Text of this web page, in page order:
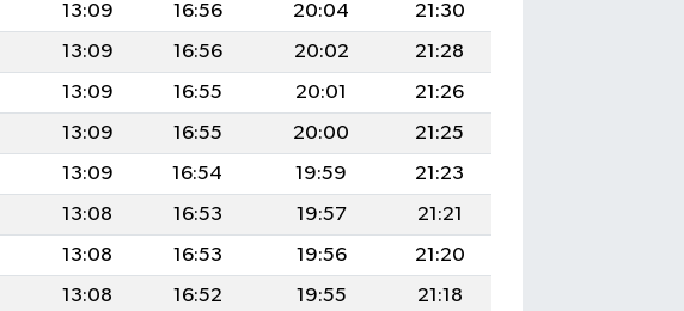
13:09 16:56 20:04
21:30
13:09 16:56 20:02
21:28
13:09 16:55 20:01
21:26
13:09 16:55 20:00
21:25
13:09 16:54 19:59
21:23
13:08 16:53 19:57
21:21
13:08 16:53 19:56
21:20
13:08 16:52 19:55
21:18